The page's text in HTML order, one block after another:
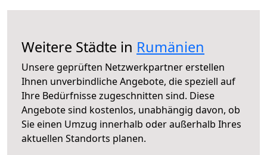
Weitere Städte in Rumänien
Unsere geprüften Netzwerkpartner erstellen
Ihnen unverbindliche Angebote, die speziell auf
Ihre Bedürfnisse zugeschnitten sind. Diese
Angebote sind kostenlos, unabhängig davon, ob
Sie einen Umzug innerhalb oder außerhalb Ihres
aktuellen Standorts planen.